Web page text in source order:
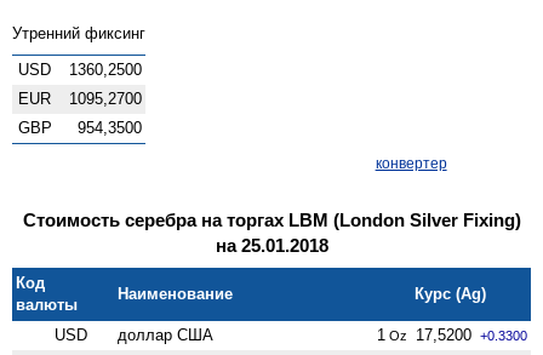
Утренний фиксинг
USD
1360,2500
EUR
1095,2700
GBP
954,3500
конвертер
Стоимость серебра на торгах LBM (London Silver Fixing)
на 25.01.2018
Код
валюты
Наименование Курс (Ag)
USD доллар США 1 Oz 17,5200 +0.3300